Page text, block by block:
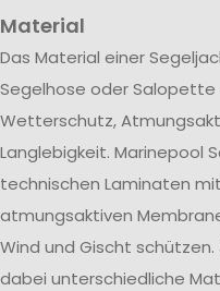
Material
Das Material einer
Segelhose oder
Wetterschutz,
Langlebigkeit. Marinepool
technischen Laminaten
atmungsaktiven
Wind und Gischt
dabei unterschiedliche